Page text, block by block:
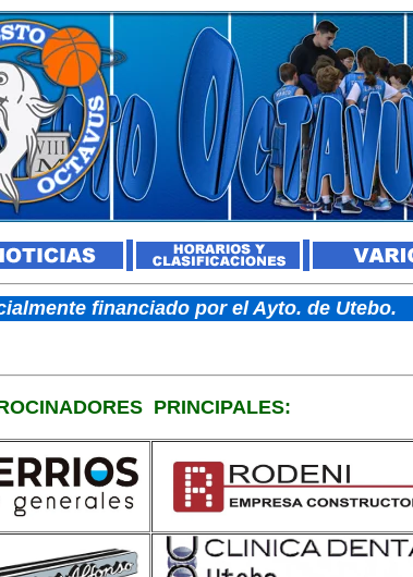
financiado por el Ayto. de Utebo.
PRINCIPALES: